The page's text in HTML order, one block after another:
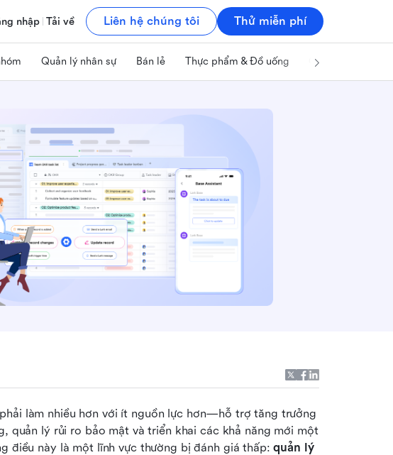
nhập Tải về Liên hệ chúng tôi Thử miễn phí
Quản lý nhân sự Bán lẻ Thực phẩm & Đồ uống Công nghệ & IT
làm nhiều hơn với ít nguồn lực hơn—hỗ trợ tăng trưởng
quản lý rủi ro bảo mật và triển khai các khả năng mới một
điều này là một lĩnh vực thường bị đánh giá thấp: quản lý